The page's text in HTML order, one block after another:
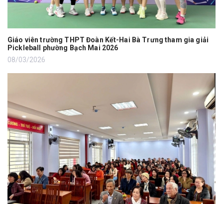
Giáo viên trường THPT Đoàn Kết-Hai Bà Trưng tham gia giải
Pickleball phường Bạch Mai 2026
08/03/2026